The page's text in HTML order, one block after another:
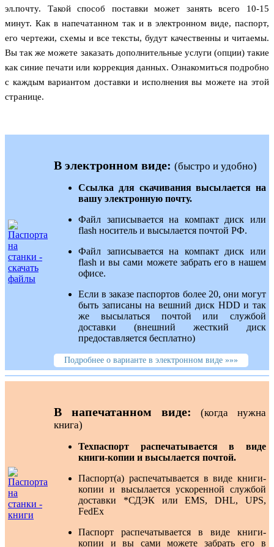
эл.почту. Такой способ поставки может занять всего 10-15
минут. Как в напечатанном так и в электронном виде, паспорт,
его чертежи, схемы и все тексты, будут качественны и читаемы.
Вы так же можете заказать дополнительные услуги (опции) такие
как синие печати или коррекция данных. Ознакомиться подробно
с каждым вариантом доставки и исполнения вы можете на этой
странице.
В электронном виде: (быстро и удобно)
Ссылка для скачивания высылается на
вашу электронную почту.
Файл записывается на компакт диск или
flash носитель и высылается почтой РФ.
Файл записывается на компакт диск или
flash и вы сами можете забрать его в нашем
офисе.
Если в заказе паспортов более 20, они могут
быть записаны на вешний диск HDD и так
же высылаться почтой или службой
доставки (внешний жесткий диск
предоставляется бесплатно)
Подробнее о варианте в электронном виде »»»
В напечатанном виде:(когда нужна
книга)
Техпаспорт распечатывается в виде
книги-копии и высылается почтой.
Паспорт(а) распечатывается в виде книги-
копии и высылается ускоренной службой
доставки *СДЭК илиEMS,DHL,UPS,
FedEx
Паспорт распечатывается в виде книги-
копии и вы сами можете забрать его в